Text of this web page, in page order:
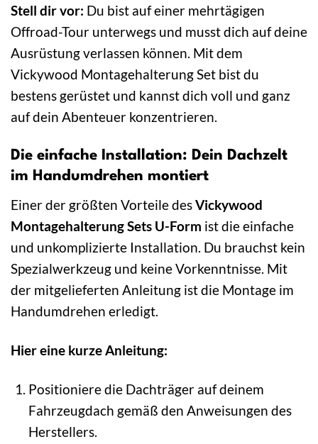
Stell dir vor: Du bist auf einer mehrtägigen
Offroad-Tour unterwegs und musst dich auf deine
Ausrüstung verlassen können. Mit dem
Vickywood Montagehalterung Set bist du
bestens gerüstet und kannst dich voll und ganz
auf dein Abenteuer konzentrieren.
Die einfache Installation: Dein Dachzelt
im Handumdrehen montiert
Einer der größten Vorteile desVickywood
Montagehalterung Sets U-Form ist die einfache
und unkomplizierte Installation. Du brauchst kein
Spezialwerkzeug und keine Vorkenntnisse. Mit
der mitgelieferten Anleitung ist die Montage im
Handumdrehen erledigt.
Hier eine kurze Anleitung:
Positioniere die Dachträger auf deinem
Fahrzeugdach gemäß den Anweisungen des
Herstellers.